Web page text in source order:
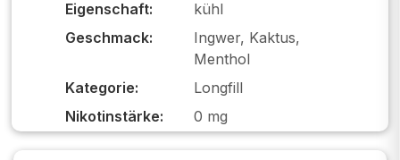
Eigenschaft:
kühl
Geschmack:
Ingwer, Kaktus,
Menthol
Kategorie:
Longfill
Nikotinstärke:
0 mg